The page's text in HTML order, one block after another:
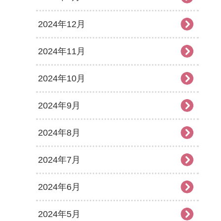
2024年12月
2024年11月
2024年10月
2024年9月
2024年8月
2024年7月
2024年6月
2024年5月